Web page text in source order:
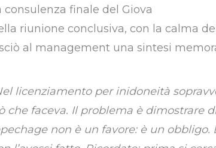
consulenza finale del Giova
riunione conclusiva, con la calma
al management una sintesi
licenziamento per inidoneità
che faceva. Il problema è dimostrare
non è un favore: è un